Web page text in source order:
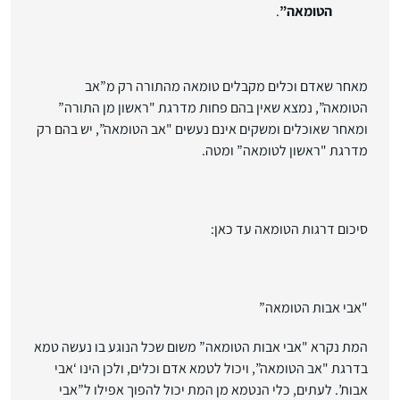
הטומאה”.
מאחר שאדם וכלים מקבלים טומאה מהתורה רק מ”אב
הטומאה”, נמצא שאין בהם פחות מדרגת "ראשון מן התורה”
ומאחר שאוכלים ומשקים אינם נעשים "אב הטומאה”, יש בהם רק
מדרגת "ראשון לטומאה” ומטה.
סיכום דרגות הטומאה עד כאן:
"אבי אבות הטומאה”
המת נקרא "אבי אבות הטומאה” משום שכל הנוגע בו נעשה טמא
בדרגת "אב הטומאה”, ויכול לטמא אדם וכלים, ולכן הינו ‘אבי
אבות’. לעתים, כלי הנטמא מן המת יכול להפוך אפילו ל”אבי